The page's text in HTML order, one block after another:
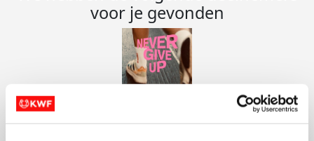
voor je gevonden